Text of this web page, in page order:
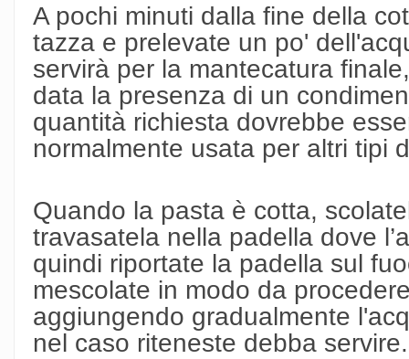
A pochi minuti dalla fine della
tazza e prelevate un po'
servirà per la mantecatura
data la presenza di un
quantità richiesta dovrebbe
normalmente usata per altri tipi
Quando la pasta è cotta,
travasatela nella padella dove
quindi riportate la padella sul
mescolate in modo da
aggiungendo gradualmente
nel caso riteneste debba servire.